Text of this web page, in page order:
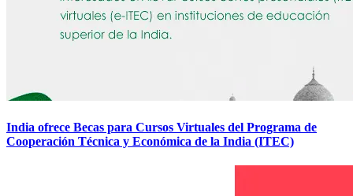
India ofrece Becas para Cursos Virtuales del Programa de
Cooperación Técnica y Económica de la India (ITEC)